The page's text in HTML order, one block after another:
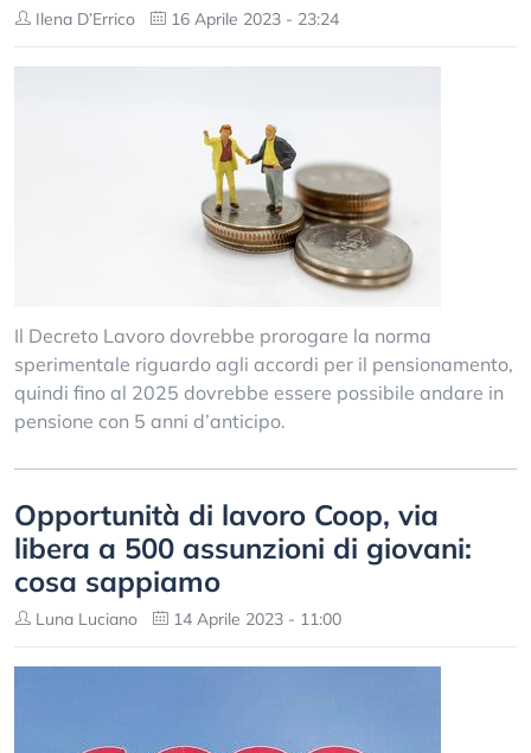
Ilena D’Errico 16 Aprile 2023 - 23:24
Il Decreto Lavoro dovrebbe prorogare la norma
sperimentale riguardo agli accordi per il pensionamento,
quindi fino al 2025 dovrebbe essere possibile andare in
pensione con 5 anni d’anticipo.
Opportunità di lavoro Coop, via
libera a 500 assunzioni di giovani:
cosa sappiamo
Luna Luciano 14 Aprile 2023 - 11:00